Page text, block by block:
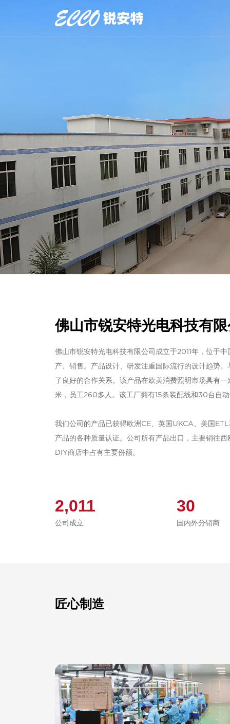
佛山市锐安特光电科技有
佛山市锐安特光电科技有限公司成立于2011年，位于
产、销售。产品设计、研发注重国际流行的设计趋势
了良好的合作关系。该产品在欧美消费照明市场具有
米，员工260多人。该工厂拥有15条装配线和30台自
我们公司的产品已获得欧洲CE、英国UKCA、美国
产品的各种质量认证。公司所有产品出口，主要销往
DIY商店中占有主要份额。
2,011
公司成立
30
国内外分销商
匠心制造